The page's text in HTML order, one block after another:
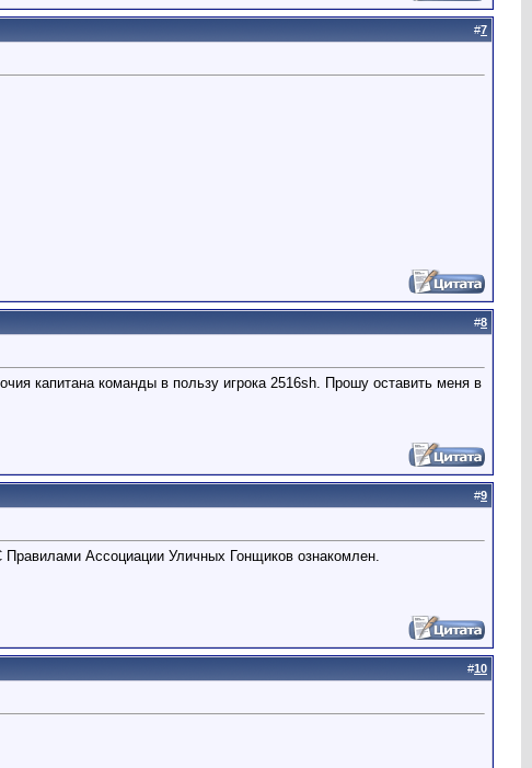
#7
#8
капитана команды в пользу игрока 2516sh. Прошу оставить меня в
#9
Ассоциации Уличных Гонщиков ознакомлен.
#10